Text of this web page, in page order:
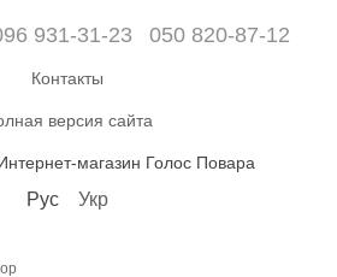
931-31-23 050 820-87-12
Контакты
версия сайта
магазин Голос Повара
Рус Укр